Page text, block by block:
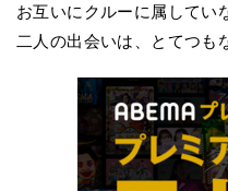
お互いにクルーに属してい
二人の出会いは、とてつも